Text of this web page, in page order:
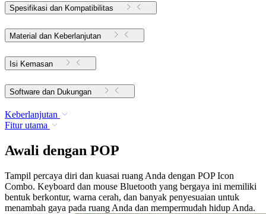
Spesifikasi dan Kompatibilitas
Material dan Keberlanjutan
Isi Kemasan
Software dan Dukungan
Keberlanjutan
Fitur utama
Awali dengan POP
Tampil percaya diri dan kuasai ruang Anda dengan POP Icon
Combo. Keyboard dan mouse Bluetooth yang bergaya ini memiliki
bentuk berkontur, warna cerah, dan banyak penyesuaian untuk
menambah gaya pada ruang Anda dan mempermudah hidup Anda.